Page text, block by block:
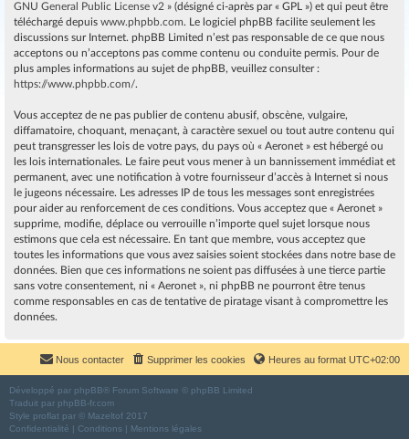
GNU General Public License v2 » (désigné ci-après par « GPL ») et qui peut être
téléchargé depuis www.phpbb.com. Le logiciel phpBB facilite seulement les
discussions sur Internet. phpBB Limited n’est pas responsable de ce que nous
acceptons ou n’acceptons pas comme contenu ou conduite permis. Pour de
plus amples informations au sujet de phpBB, veuillez consulter :
https://www.phpbb.com/.
Vous acceptez de ne pas publier de contenu abusif, obscène, vulgaire,
diffamatoire, choquant, menaçant, à caractère sexuel ou tout autre contenu qui
peut transgresser les lois de votre pays, du pays où « Aeronet » est hébergé ou
les lois internationales. Le faire peut vous mener à un bannissement immédiat et
permanent, avec une notification à votre fournisseur d’accès à Internet si nous
le jugeons nécessaire. Les adresses IP de tous les messages sont enregistrées
pour aider au renforcement de ces conditions. Vous acceptez que « Aeronet »
supprime, modifie, déplace ou verrouille n’importe quel sujet lorsque nous
estimons que cela est nécessaire. En tant que membre, vous acceptez que
toutes les informations que vous avez saisies soient stockées dans notre base de
données. Bien que ces informations ne soient pas diffusées à une tierce partie
sans votre consentement, ni « Aeronet », ni phpBB ne pourront être tenus
comme responsables en cas de tentative de piratage visant à compromettre les
données.
Heures au format UTC+02:00
Supprimer les cookies
Nous contacter
Développé par phpBB® Forum Software © phpBB Limited
Traduit par phpBB-fr.com
Style proflat par © Mazeltof 2017
Confidentialité | Conditions | Mentions légales